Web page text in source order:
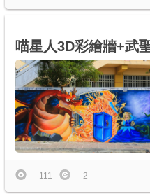
喵星人3D彩繪牆+武
111 2